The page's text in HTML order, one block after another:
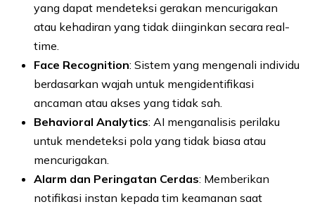
yang dapat mendeteksi gerakan mencurigakan
atau kehadiran yang tidak diinginkan secara real-
time.
Face Recognition: Sistem yang mengenali individu
berdasarkan wajah untuk mengidentifikasi
ancaman atau akses yang tidak sah.
Behavioral Analytics: AI menganalisis perilaku
untuk mendeteksi pola yang tidak biasa atau
mencurigakan.
Alarm dan Peringatan Cerdas: Memberikan
notifikasi instan kepada tim keamanan saat